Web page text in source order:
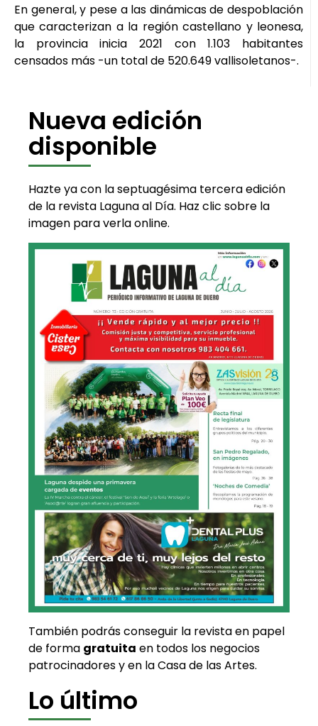
En general, y pese a las dinámicas de despoblación
que caracterizan a la región castellano y leonesa,
la provincia inicia 2021 con 1.103 habitantes
censados más -un total de 520.649 vallisoletanos-.
Nueva edición
disponible
Hazte ya con la septuagésima tercera edición
de la revista Laguna al Día. Haz clic sobre la
imagen para verla online.
También podrás conseguir la revista en papel
de forma gratuita en todos los negocios
patrocinadores y en la Casa de las Artes.
Lo último